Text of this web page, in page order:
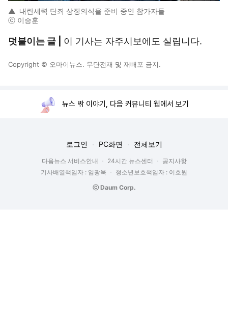
▲ 내란세력 단죄 상징의식을 준비 중인 참가자들
ⓒ 이승훈
덧붙이는 글 | 이 기사는 자주시보에도 실립니다.
Copyright © 오마이뉴스. 무단전재 및 재배포 금지.
뉴스 밖 이야기, 다음 커뮤니티 웹에서 보기
로그인 PC화면 전체보기
다음뉴스 서비스안내 24시간 뉴스센터
공지사항
기사배열책임자 : 임광욱
청소년보호책임자 : 이호원
ⓒ Daum Corp.